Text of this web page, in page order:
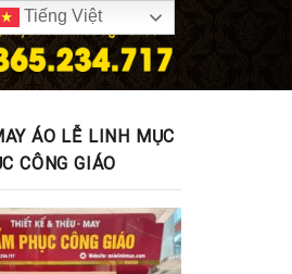
ÁO LỄ LINH MỤC
CÔNG GIÁO
Tiếng Việt